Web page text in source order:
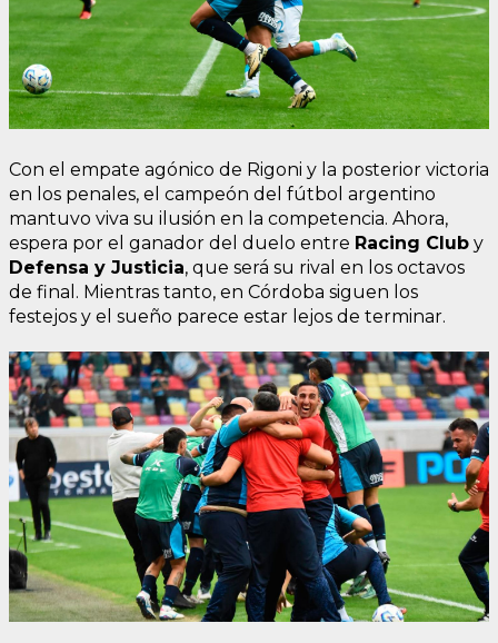
Con el empate agónico de Rigoni y la posterior victoria
en los penales, el campeón del fútbol argentino
mantuvo viva su ilusión en la competencia. Ahora,
espera por el ganador del duelo entre Racing Club y
Defensa y Justicia, que será su rival en los octavos
de final. Mientras tanto, en Córdoba siguen los
festejos y el sueño parece estar lejos de terminar.